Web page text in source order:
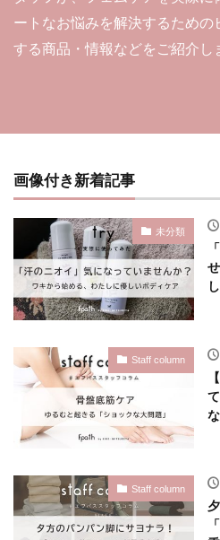
ートなお悩みを解決するための
する商品・情報などをご紹介し
画像付き新着記事
未分類
Staff column
Staff column